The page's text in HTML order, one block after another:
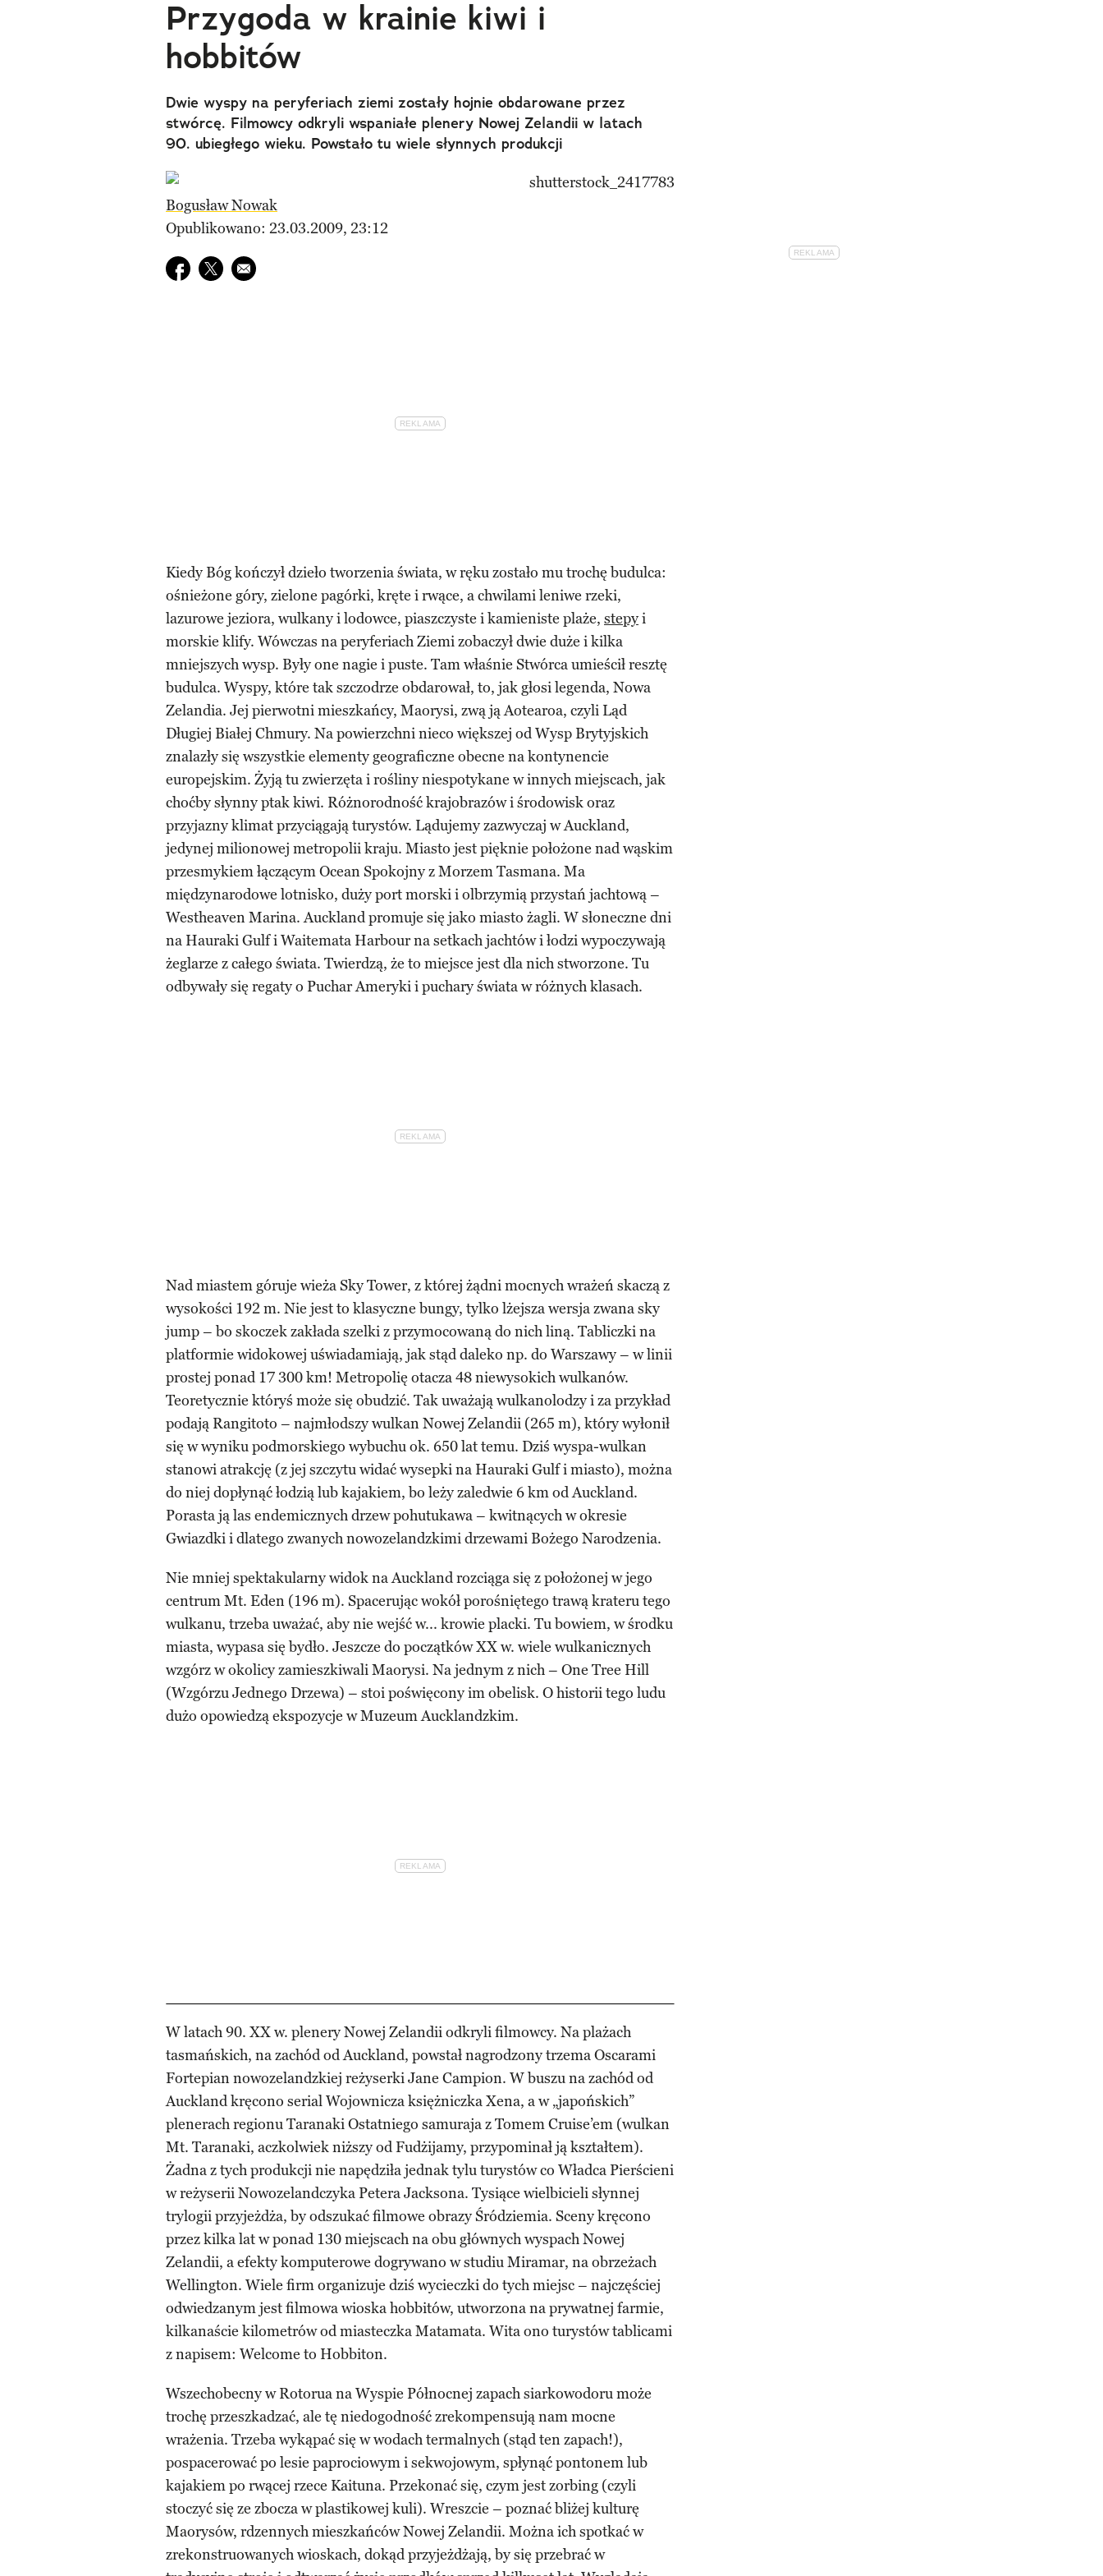
Przygoda w krainie kiwi i
hobbitów
Dwie wyspy na peryferiach ziemi zostały hojnie obdarowane przez
stwórcę. Filmowcy odkryli wspaniałe plenery Nowej Zelandii w latach
90. ubiegłego wieku. Powstało tu wiele słynnych produkcji
Bogusław Nowak
Opublikowano: 23.03.2009, 23:12
Udostępnij na facebook
Udostępnij na twitter
E-mail do przyjaciela
Kiedy Bóg kończył dzieło tworzenia świata, w ręku zostało mu trochę budulca:
ośnieżone góry, zielone pagórki, kręte i rwące, a chwilami leniwe rzeki,
lazurowe jeziora, wulkany i lodowce, piaszczyste i kamieniste plaże, stepyi
morskie klify. Wówczas na peryferiach Ziemi zobaczył dwie duże i kilka
mniejszych wysp. Były one nagie i puste. Tam właśnie Stwórca umieścił resztę
budulca. Wyspy, które tak szczodrze obdarował, to, jak głosi legenda, Nowa
Zelandia. Jej pierwotni mieszkańcy, Maorysi, zwą ją Aotearoa, czyli Ląd
Długiej Białej Chmury. Na powierzchni nieco większej od Wysp Brytyjskich
znalazły się wszystkie elementy geograficzne obecne na kontynencie
europejskim. Żyją tu zwierzęta i rośliny niespotykane w innych miejscach, jak
choćby słynny ptak kiwi. Różnorodność krajobrazów i środowisk oraz
przyjazny klimat przyciągają turystów. Lądujemy zazwyczaj w Auckland,
jedynej milionowej metropolii kraju. Miasto jest pięknie położone nad wąskim
przesmykiem łączącym Ocean Spokojny z Morzem Tasmana. Ma
międzynarodowe lotnisko, duży port morski i olbrzymią przystań jachtową –
Westheaven Marina. Auckland promuje się jako miasto żagli. W słoneczne dni
na Hauraki Gulf i Waitemata Harbour na setkach jachtów i łodzi wypoczywają
żeglarze z całego świata. Twierdzą, że to miejsce jest dla nich stworzone. Tu
odbywały się regaty o Puchar Ameryki i puchary świata w różnych klasach.
Nad miastem góruje wieża Sky Tower, z której żądni mocnych wrażeń skaczą z
wysokości 192 m. Nie jest to klasyczne bungy, tylko lżejsza wersja zwana sky
jump – bo skoczek zakłada szelki z przymocowaną do nich liną. Tabliczki na
platformie widokowej uświadamiają, jak stąd daleko np. do Warszawy – w linii
prostej ponad 17 300 km! Metropolię otacza 48 niewysokich wulkanów.
Teoretycznie któryś może się obudzić. Tak uważają wulkanolodzy i za przykład
podają Rangitoto – najmłodszy wulkan Nowej Zelandii (265 m), który wyłonił
się w wyniku podmorskiego wybuchu ok. 650 lat temu. Dziś wyspa-wulkan
stanowi atrakcję (z jej szczytu widać wysepki na Hauraki Gulf i miasto), można
do niej dopłynąć łodzią lub kajakiem, bo leży zaledwie 6 km od Auckland.
Porasta ją las endemicznych drzew pohutukawa – kwitnących w okresie
Gwiazdki i dlatego zwanych nowozelandzkimi drzewami Bożego Narodzenia.
Nie mniej spektakularny widok na Auckland rozciąga się z położonej w jego
centrum Mt. Eden (196 m). Spacerując wokół porośniętego trawą krateru tego
wulkanu, trzeba uważać, aby nie wejść w... krowie placki. Tu bowiem, w środku
miasta, wypasa się bydło. Jeszcze do początków XX w. wiele wulkanicznych
wzgórz w okolicy zamieszkiwali Maorysi. Na jednym z nich – One Tree Hill
(Wzgórzu Jednego Drzewa) – stoi poświęcony im obelisk. O historii tego ludu
dużo opowiedzą ekspozycje w Muzeum Aucklandzkim.
W latach 90. XX w. plenery Nowej Zelandii odkryli filmowcy. Na plażach
tasmańskich, na zachód od Auckland, powstał nagrodzony trzema Oscarami
Fortepian nowozelandzkiej reżyserki Jane Campion. W buszu na zachód od
Auckland kręcono serial Wojownicza księżniczka Xena, a w „japońskich”
plenerach regionu Taranaki Ostatniego samuraja z Tomem Cruise’em (wulkan
Mt. Taranaki, aczkolwiek niższy od Fudżijamy, przypominał ją kształtem).
Żadna z tych produkcji nie napędziła jednak tylu turystów co Władca Pierścieni
w reżyserii Nowozelandczyka Petera Jacksona. Tysiące wielbicieli słynnej
trylogii przyjeżdża, by odszukać filmowe obrazy Śródziemia. Sceny kręcono
przez kilka lat w ponad 130 miejscach na obu głównych wyspach Nowej
Zelandii, a efekty komputerowe dogrywano w studiu Miramar, na obrzeżach
Wellington. Wiele firm organizuje dziś wycieczki do tych miejsc – najczęściej
odwiedzanym jest filmowa wioska hobbitów, utworzona na prywatnej farmie,
kilkanaście kilometrów od miasteczka Matamata. Wita ono turystów tablicami
z napisem: Welcome to Hobbiton.
Wszechobecny w Rotorua na Wyspie Północnej zapach siarkowodoru może
trochę przeszkadzać, ale tę niedogodność zrekompensują nam mocne
wrażenia. Trzeba wykąpać się w wodach termalnych (stąd ten zapach!),
pospacerować po lesie paprociowym i sekwojowym, spłynąć pontonem lub
kajakiem po rwącej rzece Kaituna. Przekonać się, czym jest zorbing (czyli
stoczyć się ze zbocza w plastikowej kuli). Wreszcie – poznać bliżej kulturę
Maorysów, rdzennych mieszkańców Nowej Zelandii. Można ich spotkać w
zrekonstruowanych wioskach, dokąd przyjeżdżają, by się przebrać w